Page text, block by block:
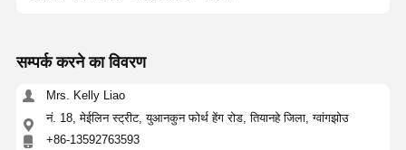
सम्पर्क करने का विवरण
Mrs. Kelly Liao
नं. 18, मेईलिन स्ट्रीट, युआनकुन फोर्थ हेंग रोड, तियानहे जिला, ग्वांगझोउ
+86-13592763593